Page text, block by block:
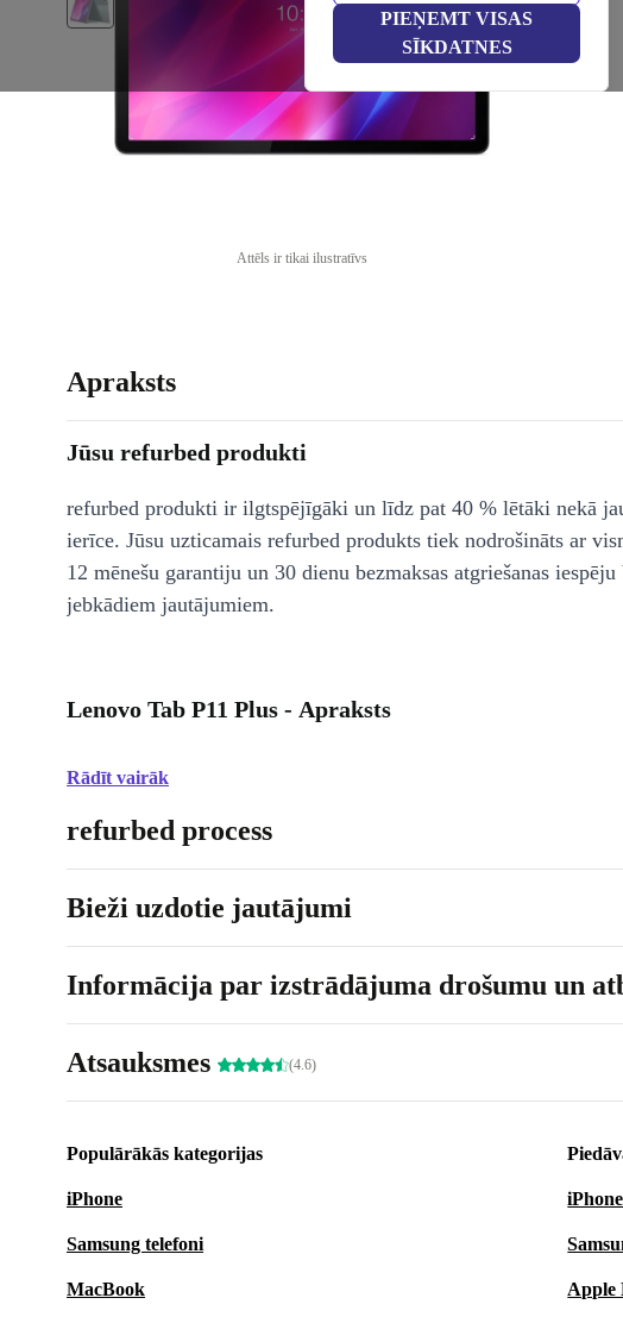
PIEŅEMT VISAS
SĪKDATNES
Attēls ir tikai ilustratīvs
Apraksts
Jūsu refurbed produkti
refurbed produkti ir ilgtspējīgāki un līdz pat 40 % lētāki nekā
ierīce. Jūsu uzticamais refurbed produkts tiek nodrošināts ar
12 mēnešu garantiju un 30 dienu bezmaksas atgriešanas iespēju
jebkādiem jautājumiem.
Lenovo Tab P11 Plus - Apraksts
Rādīt vairāk
refurbed process
Bieži uzdotie jautājumi
Informācija par izstrādājuma drošumu un
Atsauksmes (4.6)
Populārākās kategorijas
iPhone
Samsung telefoni
MacBook Apple